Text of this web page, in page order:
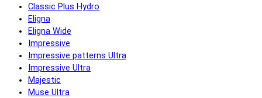
Classic Plus Hydro
Eligna
Eligna Wide
Impressive
Impressive patterns Ultra
Impressive Ultra
Majestic
Muse Ultra